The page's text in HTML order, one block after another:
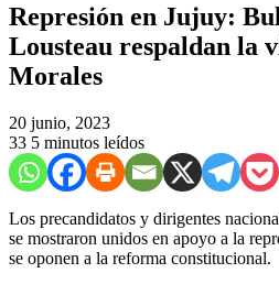
Represión en Jujuy:
Lousteau respaldan la
Morales
20 junio, 2023
33 5 minutos leídos
Los precandidatos y dirigentes
se mostraron unidos en apoyo a la
se oponen a la reforma constitucional.